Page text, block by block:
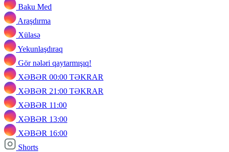
Baku Med
Araşdırma
Xülasə
Yekunlaşdıraq
Gör nələri qaytarmışıq!
XƏBƏR 00:00 TƏKRAR
XƏBƏR 21:00 TƏKRAR
XƏBƏR 11:00
XƏBƏR 13:00
XƏBƏR 16:00
Shorts